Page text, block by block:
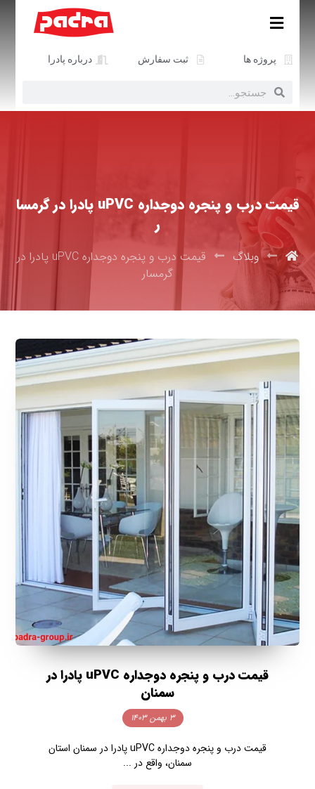
پروژه ها ثبت سفارش درباره پادرا
قیمت درب و پنجره دوجداره uPVC پادرا در گرمسا
ر
وبلاگ
قیمت درب و پنجره دوجداره uPVC پادرا در
گرمسار
قیمت درب و پنجره دوجداره uPVC پادرا در
سمنان
۳ بهمن ۱۴۰۳
قیمت درب و پنجره دوجداره uPVC پادرا در سمنان استان
سمنان، واقع در ...